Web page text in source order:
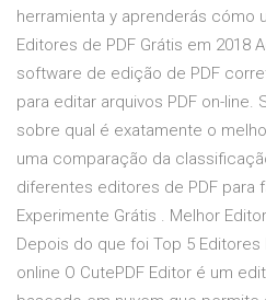
herramienta y aprenderás cómo
Editores de PDF Grátis em 2018
software de edição de PDF
para editar arquivos PDF on-
sobre qual é exatamente o
uma comparação da
diferentes editores de PDF para
Experimente Grátis . Melhor
Depois do que foi Top 5 Editores
online O CutePDF Editor é um